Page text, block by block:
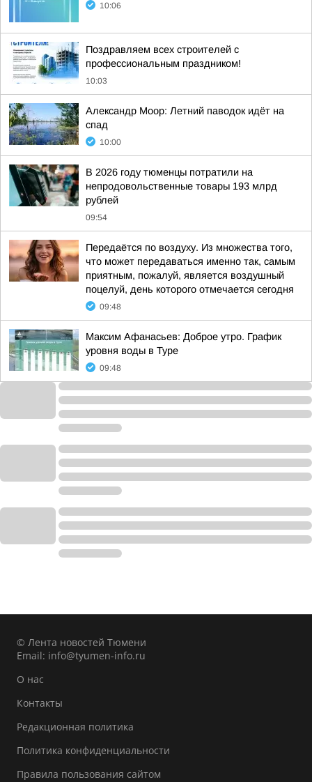
10:06
Поздравляем всех строителей с
профессиональным праздником!
10:03
Александр Моор: Летний паводок идёт на
спад
10:00
В 2026 году тюменцы потратили на
непродовольственные товары 193 млрд
рублей
09:54
Передаётся по воздуху. Из множества того,
что может передаваться именно так, самым
приятным, пожалуй, является воздушный
поцелуй, день которого отмечается сегодня
09:48
Максим Афанасьев: Доброе утро. График
уровня воды в Туре
09:48
© Лента новостей Тюмени
Email: info@tyumen-info.ru
О нас
Контакты
Редакционная политика
Политика конфиденциальности
Правила пользования сайтом